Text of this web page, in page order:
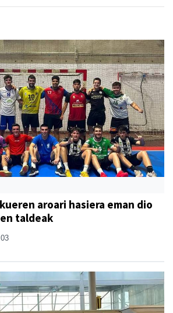
aroari hasiera eman dio
taldeak